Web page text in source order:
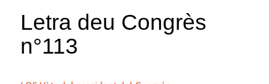
Letra deu Congrès
n°113